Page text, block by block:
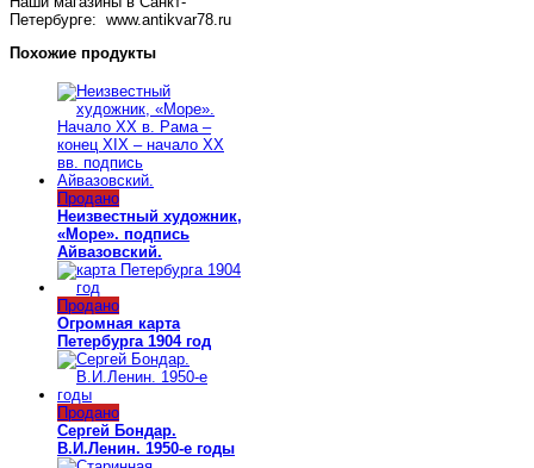
Петербурге: www.antikvar78.ru
Похожие продукты
Продано
Неизвестный художник,
«Море». подпись
Айвазовский.
Продано
Огромная карта
Петербурга 1904 год
Продано
Сергей Бондар.
В.И.Ленин. 1950-е годы